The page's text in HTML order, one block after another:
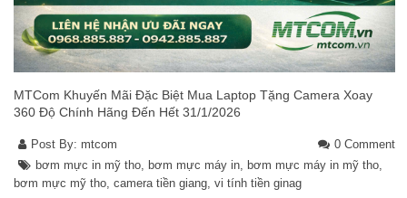
MTCom Khuyến Mãi Đặc Biệt Mua Laptop Tặng Camera Xoay
360 Độ Chính Hãng Đến Hết 31/1/2026
Post By: mtcom
0 Comment
bơm mực in mỹ tho, bơm mực máy in, bơm mực máy in mỹ tho,
bơm mực mỹ tho, camera tiền giang, vi tính tiền ginag